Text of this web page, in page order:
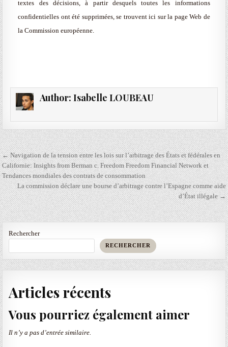
textes des décisions, à partir desquels toutes les informations
confidentielles ont été supprimées, se trouvent ici sur la page Web de
la Commission européenne.
Author: Isabelle LOUBEAU
Navigation
de
l’article
← Navigation de la tension entre les lois sur l’arbitrage des États et fédérales en
Californie: Insights from Berman c. Freedom Freedom Financial Network et
Tendances mondiales des contrats de consommation
La commission déclare une bourse d’arbitrage contre l’Espagne comme aide
d’État illégale →
Rechercher
RECHERCHER
Articles récents
Vous pourriez également aimer
Il n’y a pas d’entrée similaire.